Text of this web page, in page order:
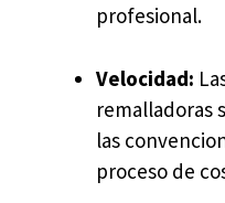
profesional.
Velocidad:
remalladoras
las
proceso de